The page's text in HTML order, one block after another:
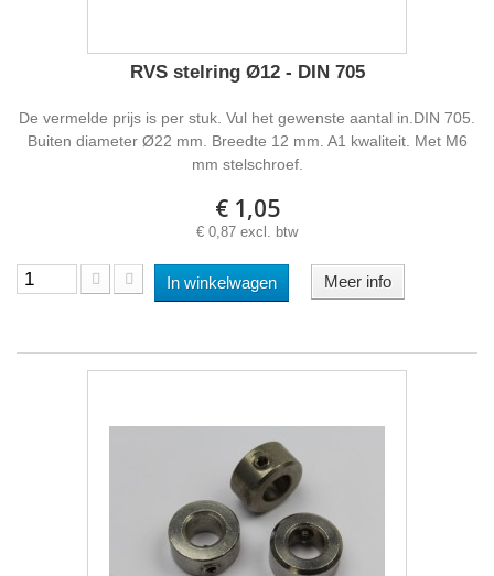
RVS stelring Ø12 - DIN 705
De vermelde prijs is per stuk. Vul het gewenste aantal in.DIN 705.
Buiten diameter Ø22 mm. Breedte 12 mm. A1 kwaliteit. Met M6
mm stelschroef.
€ 1,05
€ 0,87 excl. btw
In winkelwagen Meer info